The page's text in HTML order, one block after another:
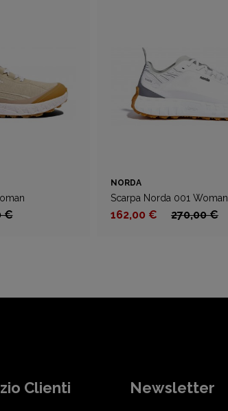
€
NORDA
Scarpa Norda 001 Woman
162,00 € 270,00 €
Clienti Newsletter